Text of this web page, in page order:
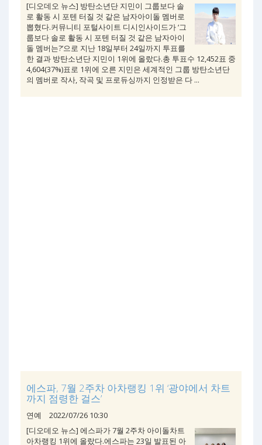
[디오데오 뉴스] 방탄소년단 지민이 그룹보다 솔
로 활동 시 포텐 터질 것 같은 남자아이돌 멤버로
뽑혔다.커뮤니티 포털사이트 디시인사이드가 ‘그
룹보다 솔로 활동 시 포텐 터질 것 같은 남자아이
돌 멤버는?’으로 지난 18일부터 24일까지 투표를
한 결과 방탄소년단 지민이 1위에 올랐다.총 투표수 12,452표 중
4,604(37%)표로 1위에 오른 지민은 세계적인 그룹 방탄소년단
의 멤버로 작사, 작곡 및 프로듀싱까지 인정받은 다 ...
에스파, 7월 2주차 아차랭킹 1위 ‘광야에서 차트
까지 점령한 걸스’
연예
2022/07/26 10:30
[디오데오 뉴스] 에스파가 7월 2주차 아이돌차트
아차랭킹 1위에 올랐다.에스파는 23일 발표된 아